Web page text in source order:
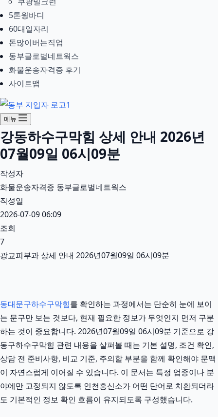
5톤윙바디
60대일자리
돈많이버는직업
동부글로벌네트웍스
화물운송자격증 후기
사이트맵
메뉴
강동하수구막힘 상세 안내 2026년
07월09일 06시09분
작성자
화물운송자격증 동부글로벌네트웍스
작성일
2026-07-09 06:09
조회
7
광교피부과 상세 안내 2026년07월09일 06시09분
동대문구하수구막힘를 확인하는 과정에서는 단순히 눈에 보이
는 문구만 보는 것보다, 현재 필요한 정보가 무엇인지 먼저 구분
하는 것이 중요합니다. 2026년07월09일 06시09분 기준으로 강
동구하수구막힘 관련 내용을 살펴볼 때는 기본 설명, 조건 확인,
상담 전 준비사항, 비교 기준, 주의할 부분을 함께 확인해야 문맥
이 자연스럽게 이어질 수 있습니다. 이 문서는 특정 업종이나 분
야에만 고정되지 않도록 인천흥신소가 어떤 단어로 치환되더라
도 기본적인 정보 확인 흐름이 유지되도록 구성했습니다.